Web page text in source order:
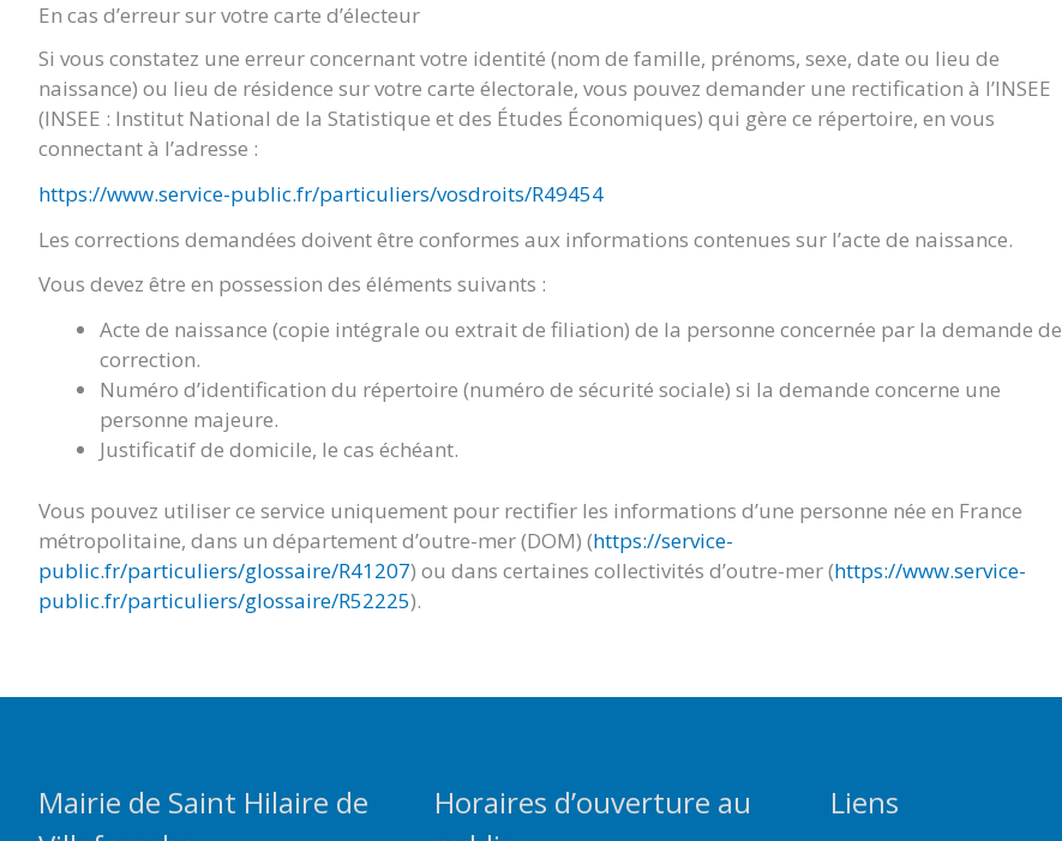
En cas d’erreur sur votre carte d’électeur
Si vous constatez une erreur concernant votre identité (nom de famille, prénoms, sexe, date ou lieu de
naissance) ou lieu de résidence sur votre carte électorale, vous pouvez demander une rectification à l’INSEE
(INSEE : Institut National de la Statistique et des Études Économiques) qui gère ce répertoire, en vous
connectant à l’adresse :
https://www.service-public.fr/particuliers/vosdroits/R49454
Les corrections demandées doivent être conformes aux informations contenues sur l’acte de naissance.
Vous devez être en possession des éléments suivants :
Acte de naissance (copie intégrale ou extrait de filiation) de la personne concernée par la demande de
correction.
Numéro d’identification du répertoire (numéro de sécurité sociale) si la demande concerne une
personne majeure.
Justificatif de domicile, le cas échéant.
Vous pouvez utiliser ce service uniquement pour rectifier les informations d’une personne née en France
métropolitaine, dans un département d’outre-mer (DOM) (https://service-
public.fr/particuliers/glossaire/R41207) ou dans certaines collectivités d’outre-mer (https://www.service-
public.fr/particuliers/glossaire/R52225).
Mairie de Saint Hilaire de
Horaires d’ouverture au
Liens